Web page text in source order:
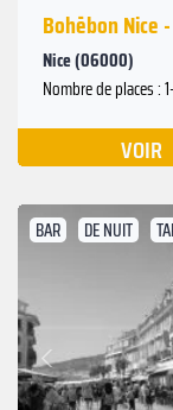
Bohēbon Nice
Nice (06000)
Nombre de places :
VOIR
BAR DE NUIT
Précédent